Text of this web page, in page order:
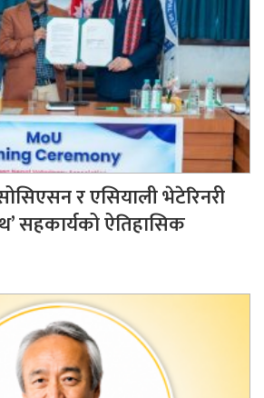
र एसियाली भेटेरिनरी
सहकार्यको ऐतिहासिक